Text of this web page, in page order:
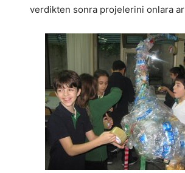
verdikten sonra projelerini onlara